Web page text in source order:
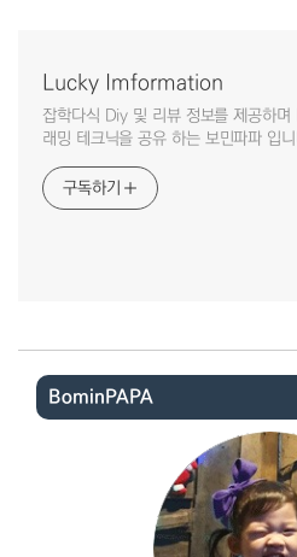
Lucky Imformation
잡학다식 Diy 및 리뷰 정보를 제공하며
래밍 테크닉을 공유 하는 보민파파 입
구독하기
BominPAPA